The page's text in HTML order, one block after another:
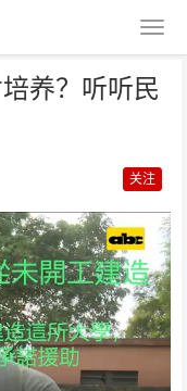
养？听听民
关注
听